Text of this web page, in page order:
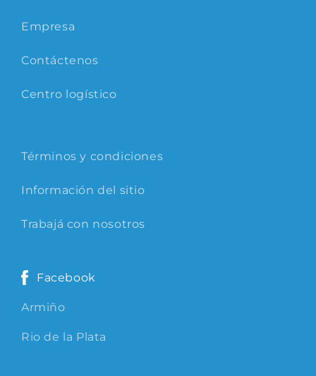
Empresa
Contáctenos
Centro logístico
Términos y condiciones
Información del sitio
Trabajá con nosotros
Facebook
Armiño
Rio de la Plata